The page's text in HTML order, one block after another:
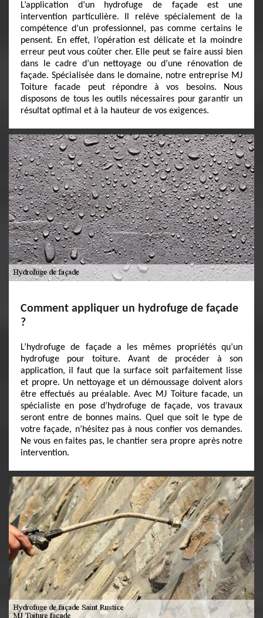
L’application d’un hydrofuge de façade est une
intervention particulière. Il relève spécialement de la
compétence d’un professionnel, pas comme certains le
pensent. En effet, l’opération est délicate et la moindre
erreur peut vous coûter cher. Elle peut se faire aussi bien
dans le cadre d’un nettoyage ou d’une rénovation de
façade. Spécialisée dans le domaine, notre entreprise MJ
Toiture facade peut répondre à vos besoins. Nous
disposons de tous les outils nécessaires pour garantir un
résultat optimal et à la hauteur de vos exigences.
Comment appliquer un hydrofuge de façade
?
L’hydrofuge de façade a les mêmes propriétés qu’un
hydrofuge pour toiture. Avant de procéder à son
application, il faut que la surface soit parfaitement lisse
et propre. Un nettoyage et un démoussage doivent alors
être effectués au préalable. Avec MJ Toiture facade, un
spécialiste en pose d’hydrofuge de façade, vos travaux
seront entre de bonnes mains. Quel que soit le type de
votre façade, n’hésitez pas à nous confier vos demandes.
Ne vous en faites pas, le chantier sera propre après notre
intervention.